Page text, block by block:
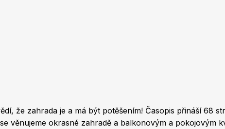
že zahrada je a má být potěšením! Časopis přináší 68
věnujeme okrasné zahradě a balkonovým a pokojovým